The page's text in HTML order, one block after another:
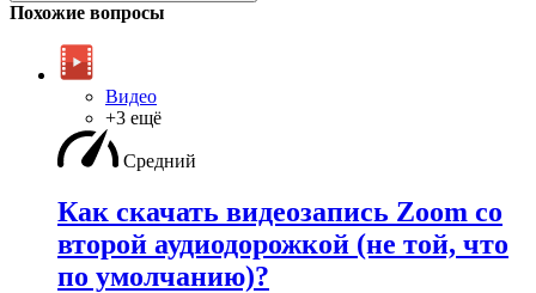
Похожие вопросы
Видео
+3 ещё
Средний
Как скачать видеозапись Zoom со
второй аудиодорожкой (не той, что
по умолчанию)?